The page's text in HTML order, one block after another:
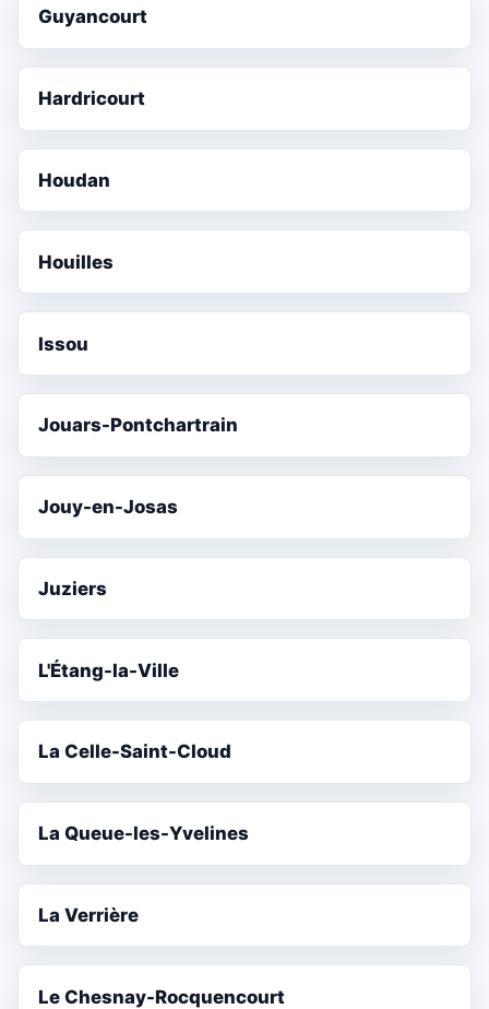
Guyancourt
Hardricourt
Houdan
Houilles
Issou
Jouars-Pontchartrain
Jouy-en-Josas
Juziers
L'Étang-la-Ville
La Celle-Saint-Cloud
La Queue-les-Yvelines
La Verrière
Le Chesnay-Rocquencourt